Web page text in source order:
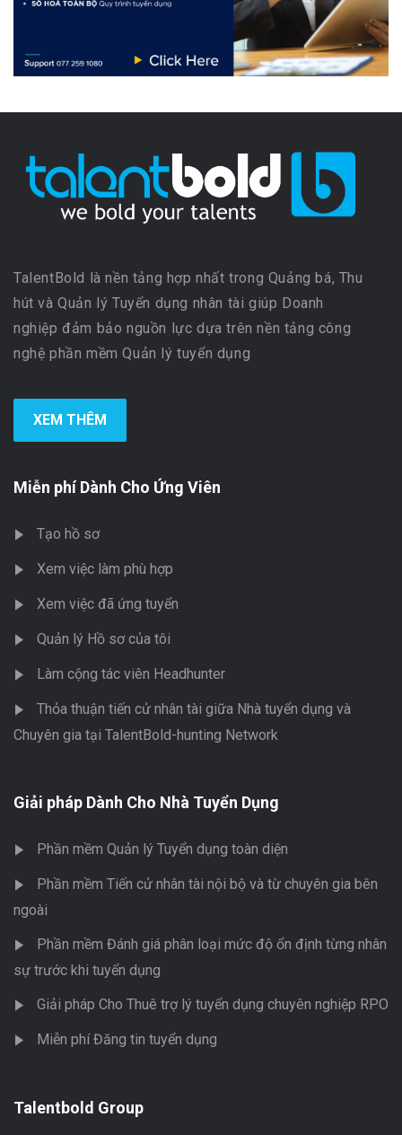
TalentBold là nền tảng hợp nhất trong Quảng bá, Thu
hút và Quản lý Tuyển dụng nhân tài giúp Doanh
nghiệp đảm bảo nguồn lực dựa trên nền tảng công
nghệ phần mềm Quản lý tuyển dụng
XEM THÊM
Miễn phí Dành Cho Ứng Viên
Tạo hồ sơ
Xem việc làm phù hợp
Xem việc đã ứng tuyển
Quản lý Hồ sơ của tôi
Làm cộng tác viên Headhunter
Thỏa thuận tiến cử nhân tài giữa Nhà tuyển dụng và
Chuyên gia tại TalentBold-hunting Network
Giải pháp Dành Cho Nhà Tuyển Dụng
Phần mềm Quản lý Tuyển dụng toàn diện
Phần mềm Tiến cử nhân tài nội bộ và từ chuyên gia bên
ngoài
Phần mềm Đánh giá phân loại mức độ ổn định từng nhân
sự trước khi tuyển dụng
Giải pháp Cho Thuê trợ lý tuyển dụng chuyên nghiệp RPO
Miễn phí Đăng tin tuyển dụng
Talentbold Group